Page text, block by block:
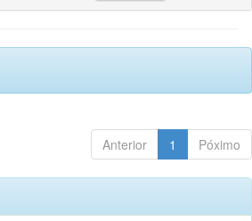
Anterior 1 Póximo